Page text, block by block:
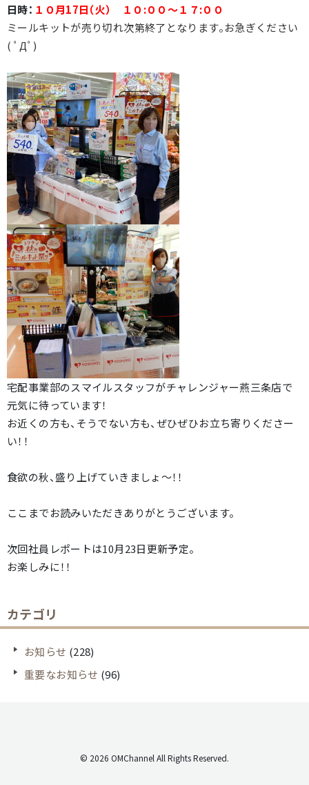
日時： １０月17日（火） １０:００～１７:００
ミールキットが売り切れ次第終了となります。お急ぎください
( ﾟДﾟ)
宅配事業部のスマイルスタッフがチャレンジャー燕三条店で
元気に待っています！
お近くの方も、そうでない方も、ぜひぜひお立ち寄りくださー
い！！
食欲の秋、盛り上げていきましょ～！！
ここまでお読みいただきありがとうございます。
次回社員レポートは10月23日更新予定。
お楽しみに！！
カテゴリ
お知らせ (228)
重要なお知らせ (96)
© 2026 OMChannel All Rights Reserved.